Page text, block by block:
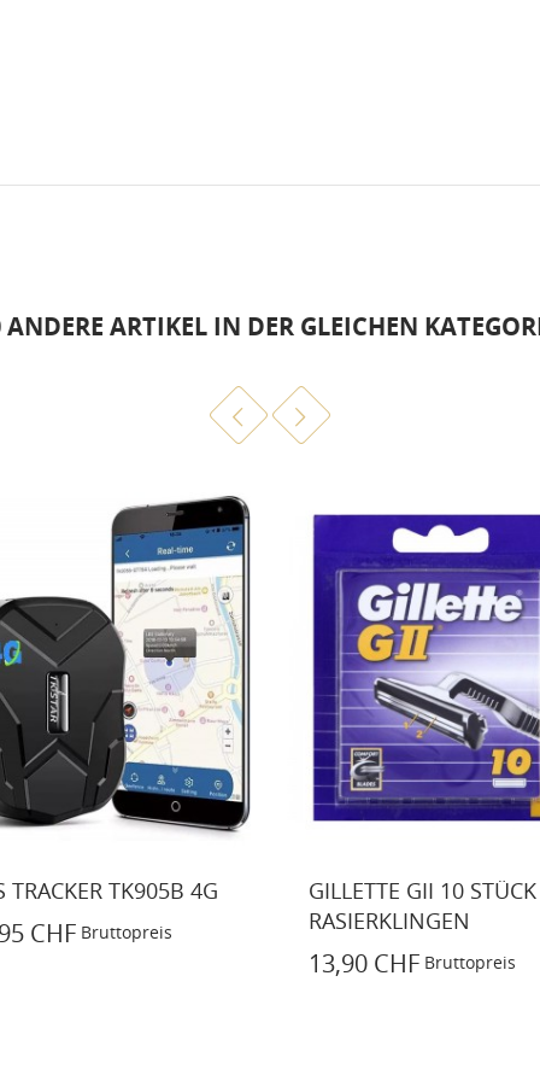
ANDERE ARTIKEL IN DER GLEICHEN
GII 10 STÜCK
WASSERBETT HEIZUNG
CARBON HEATER...
139,00 CHF 159,00 CHF